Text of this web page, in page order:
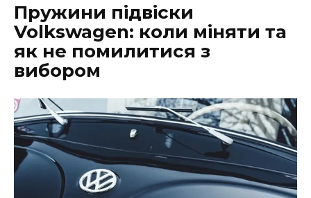
Пружини підвіски
Volkswagen: коли міняти та
як не помилитися з
вибором